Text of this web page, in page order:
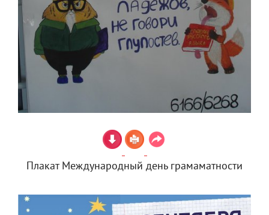
Плакат Международный день грамаматности